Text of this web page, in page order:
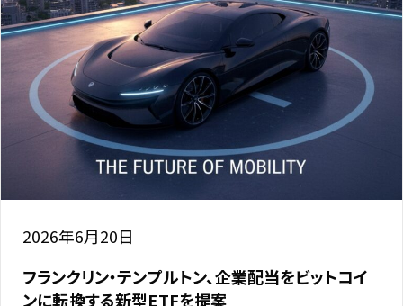
2026年6月20日
フランクリン・テンプルトン、企業配当をビットコイ
ンに転換する新型ETFを提案